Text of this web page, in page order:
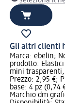
Gli altri clienti
Marca: ebelin;
prodotto:
mini trasparenti,
Prezzo: 2,95 €;
base: 4 pz (0,74
Marchio dm